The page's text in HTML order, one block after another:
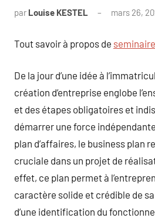
par Louise KESTEL mars 26,
Tout savoir à propos de
De la jour d’une idée à
création d’entreprise englobe
et des étapes obligatoires et
démarrer une force
plan d’affaires, le business plan
cruciale dans un projet de
effet, ce plan permet à
caractère solide et crédible de sa
d’une identification du